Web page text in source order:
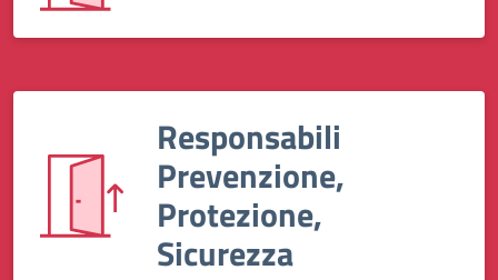
Responsabili
Prevenzione,
Protezione,
Sicurezza